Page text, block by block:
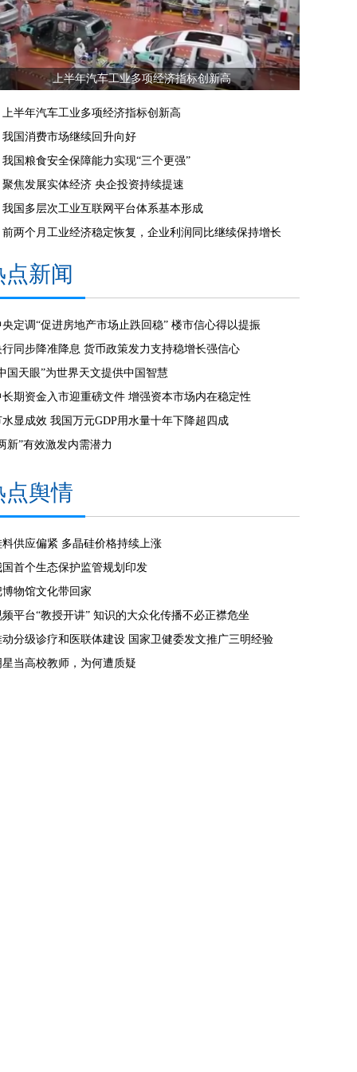
上半年汽车工业多项经济指标创新高
上半年汽车工业多项经济指标创新高
我国消费市场继续回升向好
我国粮食安全保障能力实现“三个更强”
聚焦发展实体经济 央企投资持续提速
我国多层次工业互联网平台体系基本形成
前两个月工业经济稳定恢复，企业利润同比继续保持增长
点新闻
央定调“促进房地产市场止跌回稳” 楼市信心得以提振
行同步降准降息 货币政策发力支持稳增长强信心
国天眼”为世界天文提供中国智慧
长期资金入市迎重磅文件 增强资本市场内在稳定性
水显成效 我国万元GDP用水量十年下降超四成
新”有效激发内需潜力
点舆情
料供应偏紧 多晶硅价格持续上涨
国首个生态保护监管规划印发
博物馆文化带回家
频平台“教授开讲” 知识的大众化传播不必正襟危坐
动分级诊疗和医联体建设 国家卫健委发文推广三明经验
星当高校教师，为何遭质疑